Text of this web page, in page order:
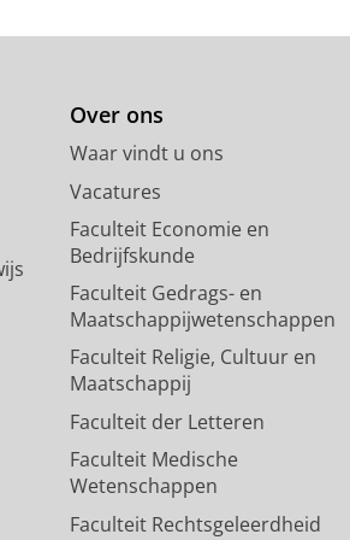
Over ons
Waar vindt u ons
Vacatures
Faculteit Economie en
Bedrijfskunde
Faculteit Gedrags- en
Maatschappijwetenschappen
Faculteit Religie, Cultuur en
Maatschappij
Faculteit der Letteren
Faculteit Medische
Wetenschappen
Faculteit Rechtsgeleerdheid